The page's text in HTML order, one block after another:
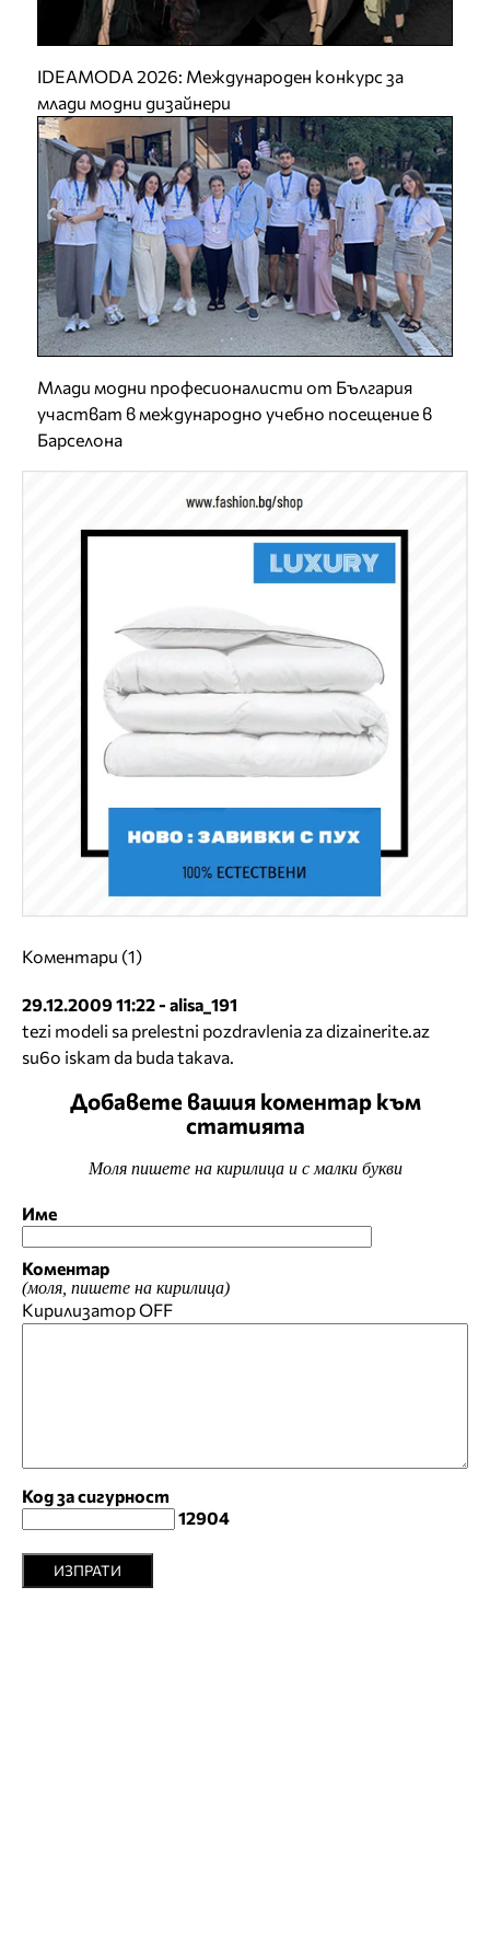
IDEAMODA 2026: Международен конкурс за
млади модни дизайнери
Млади модни професионалисти от България
участват в международно учебно посещение в
Барселона
Коментари (1)
29.12.2009 11:22 - alisa_191
tezi modeli sa prelestni pozdravlenia za dizainerite.az
su6o iskam da buda takava.
Добавете вашия коментар към
статията
Моля пишете на кирилица и с малки букви
Име
Коментар
(моля, пишете на кирилица)
КирилизаторOFF
Код за сигурност
12904
ИЗПРАТИ